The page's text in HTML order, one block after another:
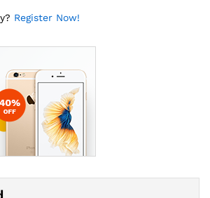
Register Now!